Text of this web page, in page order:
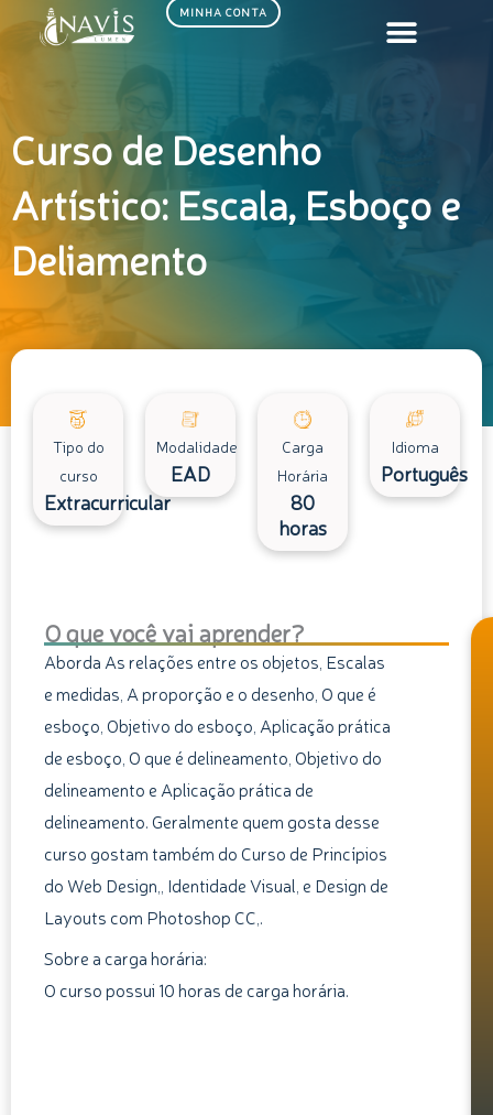
MINHA CONTA
Curso de Desenho
Artístico: Escala, Esboço e
Deliamento
Tipo do
curso
Extracurricular
Modalidade
EAD
Carga
Horária
80
horas
Idioma
Português
O que você vai aprender?
Aborda As relações entre os objetos, Escalas
e medidas, A proporção e o desenho, O que é
esboço, Objetivo do esboço, Aplicação prática
de esboço, O que é delineamento, Objetivo do
delineamento e Aplicação prática de
delineamento. Geralmente quem gosta desse
curso gostam também do Curso de Princípios
do Web Design,, Identidade Visual, e Design de
Layouts com Photoshop CC,.
Sobre a carga horária:
O curso possui 10 horas de carga horária.